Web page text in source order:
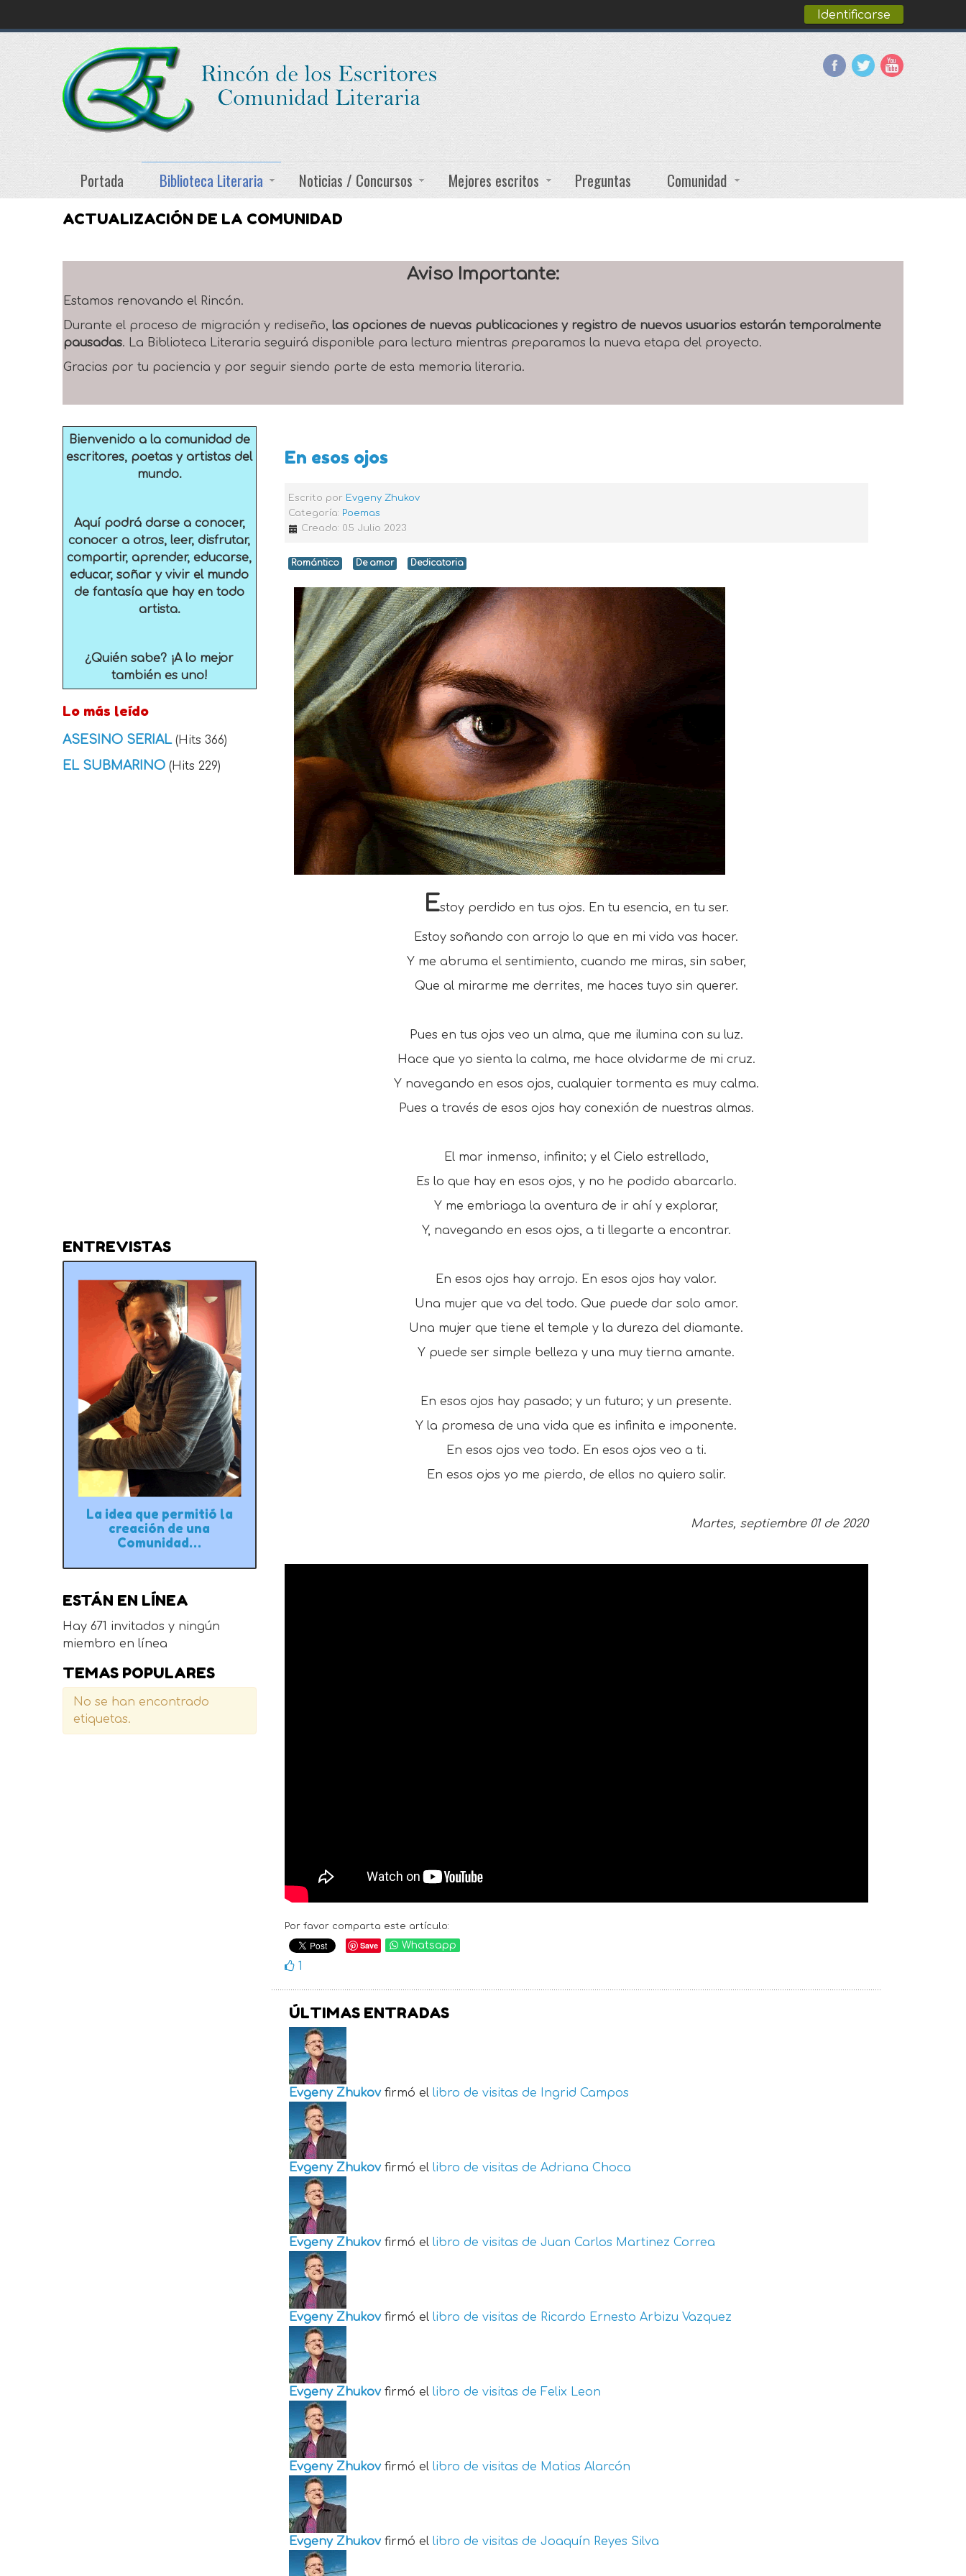
Identificarse
Portada Biblioteca Literaria Noticias / Concursos Mejores escritos Preguntas Comunidad
ACTUALIZACIÓN DE LA COMUNIDAD
Aviso Importante:
Estamos renovando el Rincón.
Durante el proceso de migración y rediseño, las opciones de nuevas publicaciones y registro de nuevos usuarios estarán temporalmente
pausadas. La Biblioteca Literaria seguirá disponible para lectura mientras preparamos la nueva etapa del proyecto.
Gracias por tu paciencia y por seguir siendo parte de esta memoria literaria.
En esos ojos
Escrito por Evgeny Zhukov
Categoría: Poemas
Creado: 05 Julio 2023
Romántico De amor Dedicatoria
Estoy perdido en tus ojos. En tu esencia, en tu ser.
Estoy soñando con arrojo lo que en mi vida vas hacer.
Y me abruma el sentimiento, cuando me miras, sin saber,
Que al mirarme me derrites, me haces tuyo sin querer.
Pues en tus ojos veo un alma, que me ilumina con su luz.
Hace que yo sienta la calma, me hace olvidarme de mi cruz.
Y navegando en esos ojos, cualquier tormenta es muy calma.
Pues a través de esos ojos hay conexión de nuestras almas.
El mar inmenso, infinito; y el Cielo estrellado,
Es lo que hay en esos ojos, y no he podido abarcarlo.
Y me embriaga la aventura de ir ahí y explorar,
Y, navegando en esos ojos, a ti llegarte a encontrar.
En esos ojos hay arrojo. En esos ojos hay valor.
Una mujer que va del todo. Que puede dar solo amor.
Una mujer que tiene el temple y la dureza del diamante.
Y puede ser simple belleza y una muy tierna amante.
En esos ojos hay pasado; y un futuro; y un presente.
Y la promesa de una vida que es infinita e imponente.
En esos ojos veo todo. En esos ojos veo a ti.
En esos ojos yo me pierdo, de ellos no quiero salir.
Martes, septiembre 01 de 2020
Por favor comparta este artículo:
Save Whatsapp
1
ÚLTIMAS ENTRADAS
Evgeny Zhukov firmó el libro de visitas de Ingrid Campos
Evgeny Zhukov firmó el libro de visitas de Adriana Choca
Evgeny Zhukov firmó el libro de visitas de Juan Carlos Martinez Correa
Evgeny Zhukov firmó el libro de visitas de Ricardo Ernesto Arbizu Vazquez
Evgeny Zhukov firmó el libro de visitas de Felix Leon
Evgeny Zhukov firmó el libro de visitas de Matias Alarcón
Evgeny Zhukov firmó el libro de visitas de Joaquín Reyes Silva
Bienvenido a la comunidad de
escritores, poetas y artistas del
mundo.
Aquí podrá darse a conocer,
conocer a otros, leer, disfrutar,
compartir, aprender, educarse,
educar, soñar y vivir el mundo
de fantasía que hay en todo
artista.
¿Quién sabe? ¡A lo mejor
también es uno!
Lo más leído
ASESINO SERIAL (Hits 366)
EL SUBMARINO (Hits 229)
ENTREVISTAS
La idea que permitió la
creación de una
Comunidad…
ESTÁN EN LÍNEA
Hay 671 invitados y ningún
miembro en línea
TEMAS POPULARES
No se han encontrado
etiquetas.